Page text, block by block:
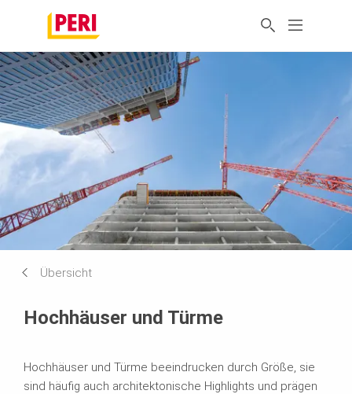
Übersicht
Hochhäuser und Türme
Hochhäuser und Türme beeindrucken durch Größe, sie
sind häufig auch architektonische Highlights und prägen